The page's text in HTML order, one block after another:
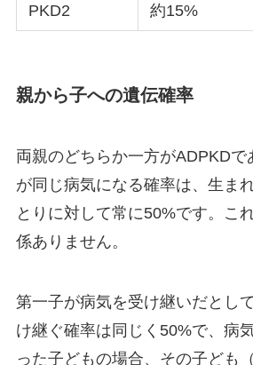
PKD2 約15%
親から子への遺伝確率
両親のどちらか一方がADPKDで
が同じ病気になる確率は、生ま
とりに対して常に50%です。こ
係ありません。
第一子が病気を受け継いだとし
け継ぐ確率は同じく50%で、病
った子どもの場合、その子ども